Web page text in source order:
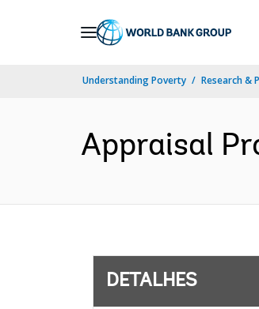
Understanding Poverty Research &
Appraisal
DETALHES